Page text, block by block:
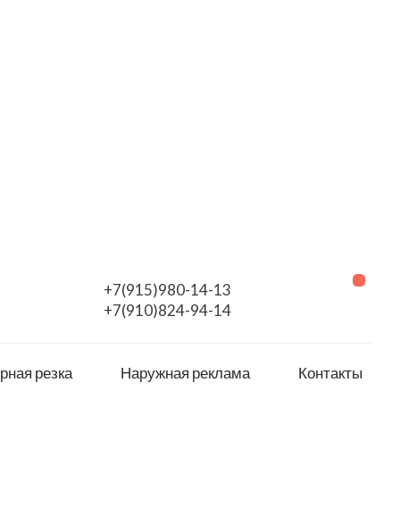
+7(915)980-14-13
+7(910)824-94-14
резка Наружная реклама Контакты